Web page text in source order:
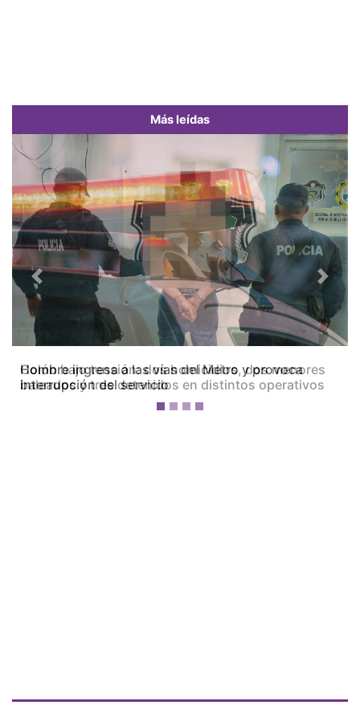
Más leídas
Colón bajo tensión: dos homicidios, dos menores
baleados y tres detenidos en distintos operativos
Previous Next